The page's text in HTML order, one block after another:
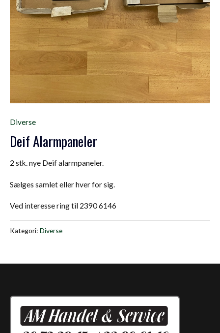
Diverse
Deif Alarmpaneler
2 stk. nye Deif alarmpaneler.
Sælges samlet eller hver for sig.
Ved interesse ring til 2390 6146
Kategori: Diverse